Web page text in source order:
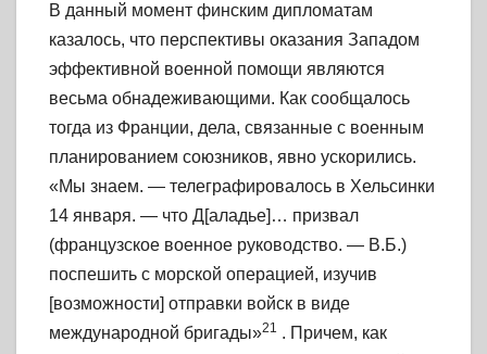
В данный момент финским дипломатам
казалось, что перспективы оказания Западом
эффективной военной помощи являются
весьма обнадеживающими. Как сообщалось
тогда из Франции, дела, связанные с военным
планированием союзников, явно ускорились.
«Мы знаем. — телеграфировалось в Хельсинки
14 января. — что Д[аладье]… призвал
(французское военное руководство. — В.Б.)
поспешить с морской операцией, изучив
[возможности] отправки войск в виде
международной бригады»21 . Причем, как